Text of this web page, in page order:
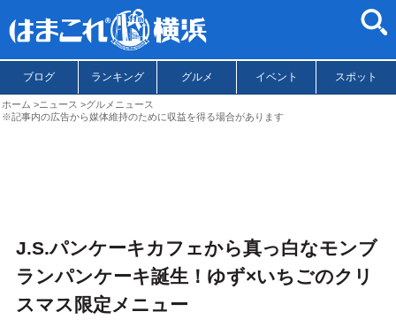
ブログ ランキング グルメ イベント スポット
ホーム ニュース
グルメニュース
※記事内の広告から媒体維持のために収益を得る場合があります
J.S.パンケーキカフェから真っ白なモンブ
ランパンケーキ誕生！ゆず×いちごのクリ
スマス限定メニュー